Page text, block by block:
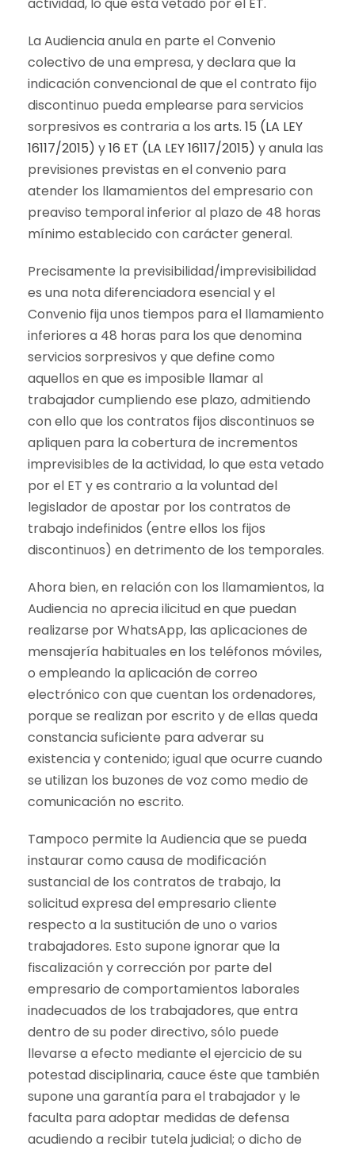
actividad, lo que esta vetado por el ET.
La Audiencia anula en parte el Convenio
colectivo de una empresa, y declara que la
indicación convencional de que el contrato fijo
discontinuo pueda emplearse para servicios
sorpresivos es contraria a los arts. 15 (LA LEY
16117/2015) y16 ET (LA LEY 16117/2015) y anula las
previsiones previstas en el convenio para
atender los llamamientos del empresario con
preaviso temporal inferior al plazo de 48 horas
mínimo establecido con carácter general.
Precisamente la previsibilidad/imprevisibilidad
es una nota diferenciadora esencial y el
Convenio fija unos tiempos para el llamamiento
inferiores a 48 horas para los que denomina
servicios sorpresivos y que define como
aquellos en que es imposible llamar al
trabajador cumpliendo ese plazo, admitiendo
con ello que los contratos fijos discontinuos se
apliquen para la cobertura de incrementos
imprevisibles de la actividad, lo que esta vetado
por el ET y es contrario a la voluntad del
legislador de apostar por los contratos de
trabajo indefinidos (entre ellos los fijos
discontinuos) en detrimento de los temporales.
Ahora bien, en relación con los llamamientos, la
Audiencia no aprecia ilicitud en que puedan
realizarse por WhatsApp, las aplicaciones de
mensajería habituales en los teléfonos móviles,
o empleando la aplicación de correo
electrónico con que cuentan los ordenadores,
porque se realizan por escrito y de ellas queda
constancia suficiente para adverar su
existencia y contenido; igual que ocurre cuando
se utilizan los buzones de voz como medio de
comunicación no escrito.
Tampoco permite la Audiencia que se pueda
instaurar como causa de modificación
sustancial de los contratos de trabajo, la
solicitud expresa del empresario cliente
respecto a la sustitución de uno o varios
trabajadores. Esto supone ignorar que la
fiscalización y corrección por parte del
empresario de comportamientos laborales
inadecuados de los trabajadores, que entra
dentro de su poder directivo, sólo puede
llevarse a efecto mediante el ejercicio de su
potestad disciplinaria, cauce éste que también
supone una garantía para el trabajador y le
faculta para adoptar medidas de defensa
acudiendo a recibir tutela judicial; o dicho de